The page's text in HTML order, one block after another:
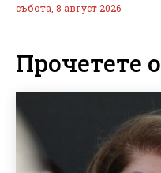
събота, 8 август 2026
Прочетете